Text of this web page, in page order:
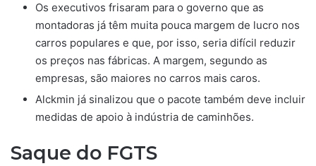
Os executivos frisaram para o governo que as
montadoras já têm muita pouca margem de lucro nos
carros populares e que, por isso, seria difícil reduzir
os preços nas fábricas. A margem, segundo as
empresas, são maiores no carros mais caros.
Alckmin já sinalizou que o pacote também deve incluir
medidas de apoio à indústria de caminhões.
Saque do FGTS